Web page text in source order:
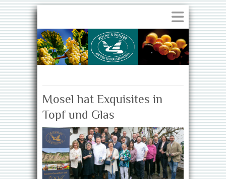
Mosel hat Exquisites in
Topf und Glas